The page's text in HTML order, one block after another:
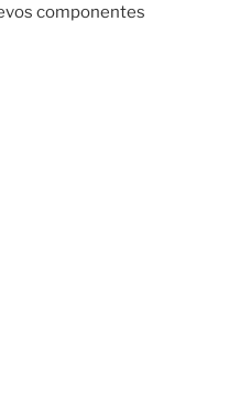
componentes